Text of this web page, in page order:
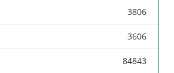
3806
3606
84843